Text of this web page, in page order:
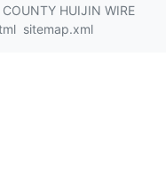
HUIJIN WIRE
sitemap.xml